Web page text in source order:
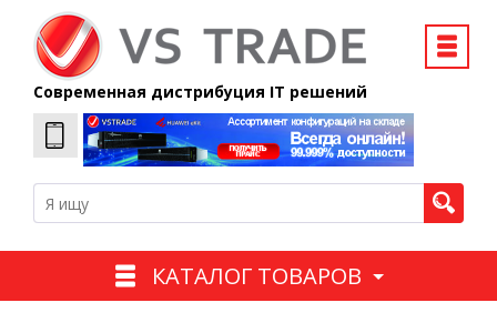
Современная дистрибуция IT решений
КАТАЛОГ ТОВАРОВ